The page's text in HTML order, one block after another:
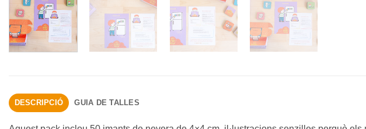
DESCRIPCIÓ GUIA DE TALLES